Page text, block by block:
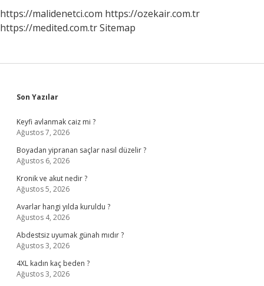
https://malidenetci.com https://ozekair.com.tr
https://medited.com.trSitemap
Sidebar
Son Yazılar
Keyfi avlanmak caiz mi ?
Ağustos 7, 2026
Boyadan yipranan saçlar nasıl düzelir ?
Ağustos 6, 2026
Kronik ve akut nedir ?
Ağustos 5, 2026
Avarlar hangi yılda kuruldu ?
Ağustos 4, 2026
Abdestsiz uyumak günah mıdır ?
Ağustos 3, 2026
4XL kadın kaç beden ?
Ağustos 3, 2026